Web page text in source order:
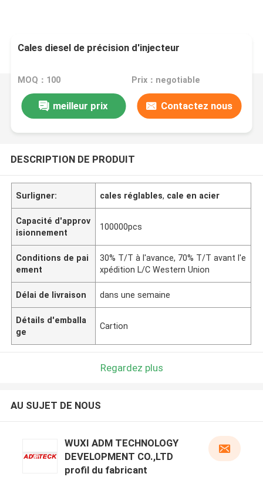
Cales diesel de précision d'injecteur
MOQ：100 Prix：negotiable
meilleur prix Contactez nous
DESCRIPTION DE PRODUIT
Surligner: cales réglables, cale en acier
Capacité d'approv
isionnement
100000pcs
Conditions de pai
ement
30% T/T à l'avance, 70% T/T avant l'e
xpédition L/C Western Union
Délai de livraison dans une semaine
Détails d'emballa
ge
Cartion
Regardez plus
AU SUJET DE NOUS
WUXI ADM TECHNOLOGY
DEVELOPMENT CO.,LTD
profil du fabricant